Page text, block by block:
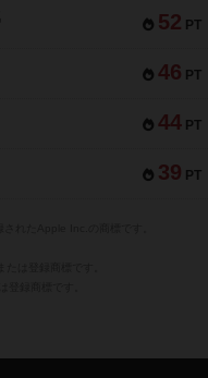
52 PT
46 PT
44 PT
39 PT